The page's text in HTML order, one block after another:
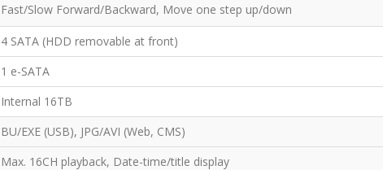
Fast/Slow Forward/Backward, Move one step up/down
4 SATA (HDD removable at front)
1 e-SATA
Internal 16TB
BU/EXE (USB), JPG/AVI (Web, CMS)
Max. 16CH playback, Date-time/title display